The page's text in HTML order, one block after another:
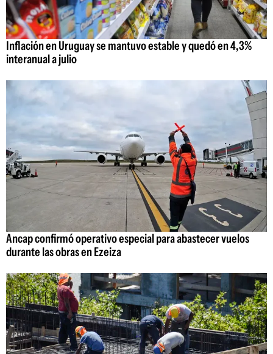
Inflación en Uruguay se mantuvo estable y quedó en 4,3%
interanual a julio
Ancap confirmó operativo especial para abastecer vuelos
durante las obras en Ezeiza